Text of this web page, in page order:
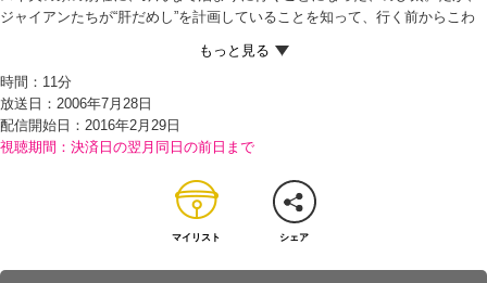
ジャイアンたちが“肝だめし”を計画していることを知って、行く前からこわ
い詰まった『つめあわせオバケ』を貸すことに。中に入っているオバケはす
べて、のび太の味方だという。 そして旅行当日…。のび太はジャイアンから
泳げないことをからかわれて、大ふんがい！ さっそく、つめあわせオバケ
の中から“海坊主”をよび出して…!?
時間： 11分
放送日：2006年7月28日
配信開始日： 2016年2月29日
視聴期間：決済日の翌月同日の前日まで
マイリスト シェア